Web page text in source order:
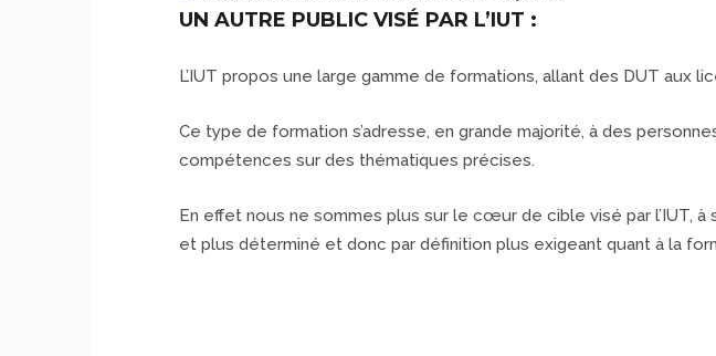
UN AUTRE PUBLIC VISÉ PAR L’IUT :
L’IUT propos une large gamme de formations, allant des DUT aux
Ce type de formation s’adresse, en grande majorité, à des
compétences sur des thématiques précises.
En effet nous ne sommes plus sur le cœur de cible visé par l’IUT,
et plus déterminé et donc par définition plus exigeant quant à la